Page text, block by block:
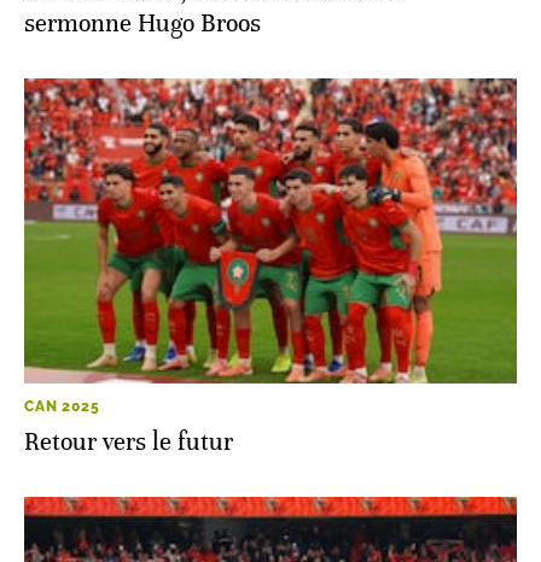
sermonne Hugo Broos
CAN 2025
Retour vers le futur